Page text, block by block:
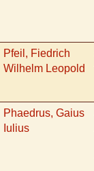
Pfeil, Fiedrich
Wilhelm Leopold
Phaedrus, Gaius
Iulius